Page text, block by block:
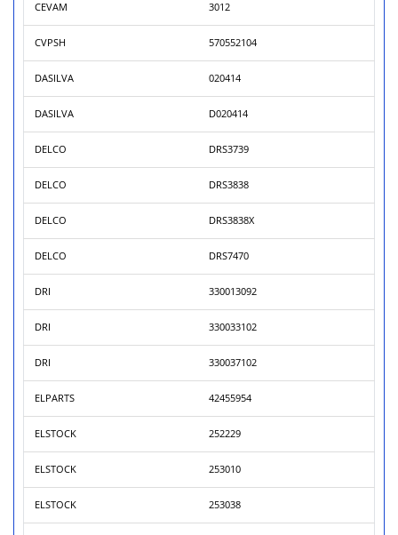
CEVAM 3012
CVPSH 570552104
DASILVA 020414
DASILVA D020414
DELCO DRS3739
DELCO DRS3838
DELCO DRS3838X
DELCO DRS7470
DRI 330013092
DRI 330033102
DRI 330037102
ELPARTS 42455954
ELSTOCK 252229
ELSTOCK 253010
ELSTOCK 253038